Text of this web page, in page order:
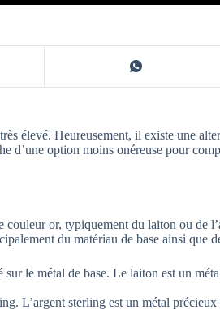
élevé. Heureusement, il existe une
d’une option moins onéreuse pour
or, typiquement du laiton ou de
du matériau de base ainsi que
le métal de base. Le laiton est un
L’argent sterling est un métal